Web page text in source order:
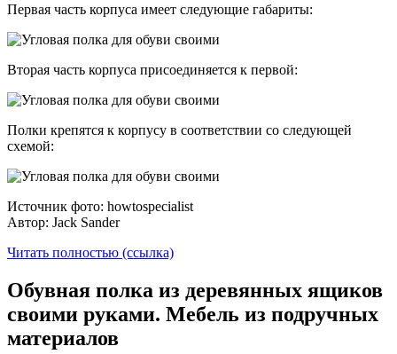
Первая часть корпуса имеет следующие габариты:
Вторая часть корпуса присоединяется к первой:
Полки крепятся к корпусу в соответствии со следующей
схемой:
Источник фото: howtospecialist
Автор: Jack Sander
Читать полностью (ссылка)
Обувная полка из деревянных ящиков
своими руками. Мебель из подручных
материалов